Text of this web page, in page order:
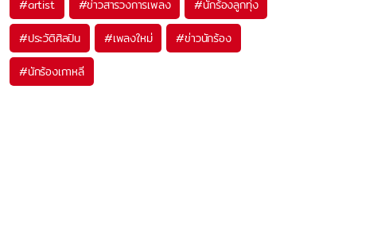
#artist #ข่าวสารวงการเพลง #นักร้องลูกทุ่ง
#ประวัติศิลปิน #เพลงใหม่ #ข่าวนักร้อง
#นักร้องเกาหลี